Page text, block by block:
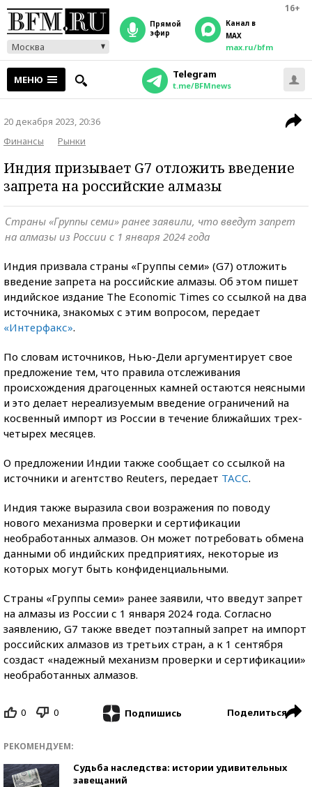
16+
Москва
прямой
эфир
Канал в
MAX
max.ru/bfm
МЕНЮ Telegram
t.me/BFMnews
20 декабря 2023, 20:36
Финансы
Рынки
Индия призывает G7 отложить введение
запрета на российские алмазы
Страны «Группы семи» ранее заявили, что введут запрет
на алмазы из России с 1 января 2024 года
Индия призвала страны «Группы семи» (G7) отложить
введение запрета на российские алмазы. Об этом пишет
индийское издание The Economic Times со ссылкой на два
источника, знакомых с этим вопросом, передает
«Интерфакс».
По словам источников, Нью-Дели аргументирует свое
предложение тем, что правила отслеживания
происхождения драгоценных камней остаются неясными
и это делает нереализуемым введение ограничений на
косвенный импорт из России в течение ближайших трех-
четырех месяцев.
О предложении Индии также сообщает со ссылкой на
источники и агентство Reuters, передает ТАСС.
Индия также выразила свои возражения по поводу
нового механизма проверки и сертификации
необработанных алмазов. Он может потребовать обмена
данными об индийских предприятиях, некоторые из
которых могут быть конфиденциальными.
Страны «Группы семи» ранее заявили, что введут запрет
на алмазы из России с 1 января 2024 года. Согласно
заявлению, G7 также введет поэтапный запрет на импорт
российских алмазов из третьих стран, а к 1 сентября
создаст «надежный механизм проверки и сертификации»
необработанных алмазов.
0 0 Подпишись Поделиться
РЕКОМЕНДУЕМ:
Судьба наследства: истории удивительных
завещаний